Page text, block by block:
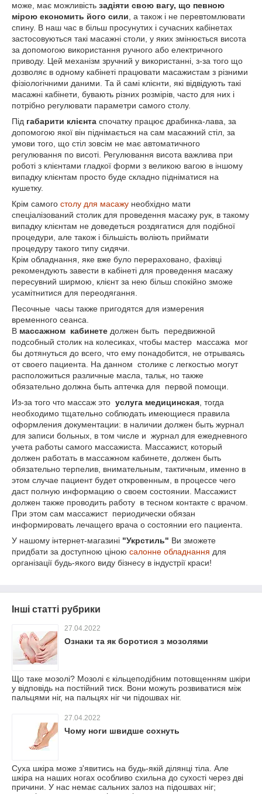
може, має можливість задіяти свою вагу, що певною
мірою економить його сили , а також і не перевтомлювати
спину. В наш час в більш просунутих і сучасних кабінетах
застосовуються такі масажні столи, у яких змінюється висота
за допомогою використання ручного або електричного
приводу. Цей механізм зручний у використанні, з-за того що
дозволяє в одному кабінеті працювати масажистам з різними
фізіологічними даними. Та й самі клієнти, які відвідують такі
масажні кабінети, бувають різних розмірів, часто для них і
потрібно регулювати параметри самого столу.
Під габарити клієнта спочатку працює драбинка-лава, за
допомогою якої він піднімається на сам масажний стіл, за
умови того, що стіл зовсім не має автоматичного
регулювання по висоті. Регулювання висота важлива при
роботі з клієнтами гладкої форми з великою вагою в іншому
випадку клієнтам просто буде складно підніматися на
кушетку.
Крім самого столу для масажу необхідно мати
спеціалізований столик для проведення масажу рук, в такому
випадку клієнтам не доведеться роздягатися для подібної
процедури, але також і більшість воліють приймати
процедуру такого типу сидячи.
Крім обладнання, яке вже було перераховано, фахівці
рекомендують завести в кабінеті для проведення масажу
пересувний ширмою, клієнт за нею більш спокійно зможе
усамітнитися для переодягання.
Песочные часы также пригодятся для измерения
временного сеанса.
В массажном кабинете должен быть передвижной
подсобный столик на колесиках, чтобы мастер массажа мог
бы дотянуться до всего, что ему понадобится, не отрываясь
от своего пациента. На данном столике с легкостью могут
расположиться различные масла, тальк, но также
обязательно должна быть аптечка для первой помощи.
Из-за того что массаж это услуга медицинская , тогда
необходимо тщательно соблюдать имеющиеся правила
оформления документации: в наличии должен быть журнал
для записи больных, в том числе и журнал для ежедневного
учета работы самого массажиста. Массажист, который
должен работать в массажном кабинете, должен быть
обязательно терпелив, внимательным, тактичным, именно в
этом случае пациент будет откровенным, в процессе чего
даст полную информацию о своем состоянии. Массажист
должен также проводить работу в тесном контакте с врачом.
При этом сам массажист периодически обязан
информировать лечащего врача о состоянии его пациента.
У нашому інтернет-магазині "Укрстиль" Ви зможете
придбати за доступною ціною салонне обладнання для
організації будь-якого виду бізнесу в індустрії краси!
Інші статті рубрики
27.04.2022
Ознаки та як боротися з мозолями
Що таке мозолі? Мозолі є кільцеподібним потовщенням шкіри
у відповідь на постійний тиск. Вони можуть розвиватися між
пальцями ніг, на пальцях ніг чи підошвах ніг.
27.04.2022
Чому ноги швидше сохнуть
Суха шкіра може з'явитись на будь-якій ділянці тіла. Але
шкіра на наших ногах особливо схильна до сухості через дві
причини. У нас немає сальних залоз на підошвах ніг;